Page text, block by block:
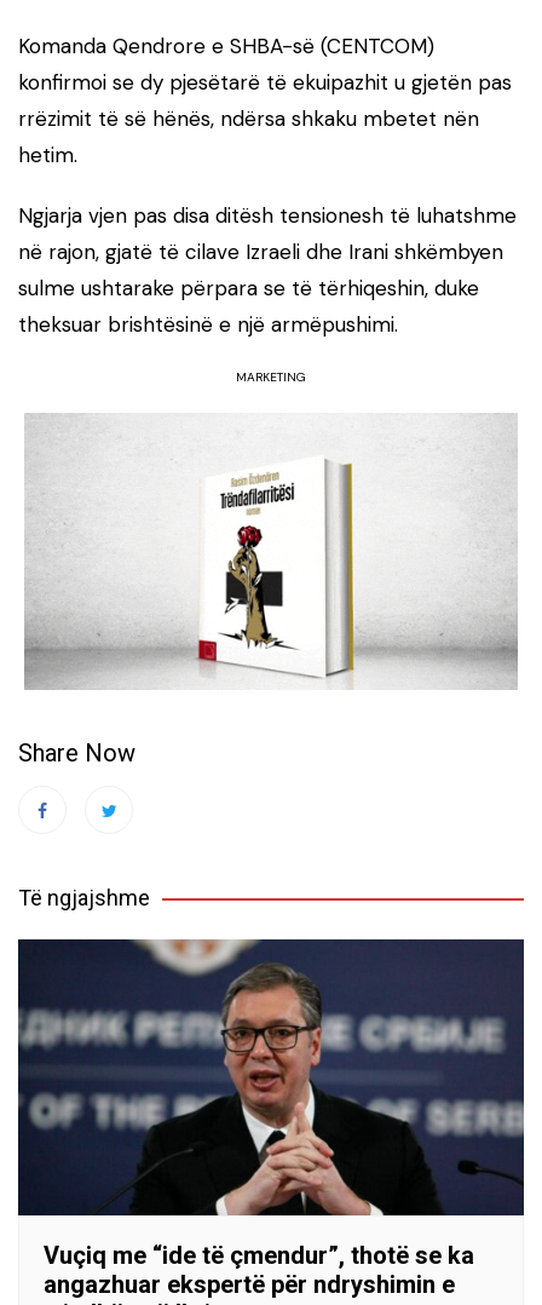
Komanda Qendrore e SHBA-së (CENTCOM)
konfirmoi se dy pjesëtarë të ekuipazhit u gjetën pas
rrëzimit të së hënës, ndërsa shkaku mbetet nën
hetim.
Ngjarja vjen pas disa ditësh tensionesh të luhatshme
në rajon, gjatë të cilave Izraeli dhe Irani shkëmbyen
sulme ushtarake përpara se të tërhiqeshin, duke
theksuar brishtësinë e një armëpushimi.
MARKETING
Share Now
Të ngjajshme
Vuçiq me “ide të çmendur”, thotë se ka
angazhuar ekspertë për ndryshimin e